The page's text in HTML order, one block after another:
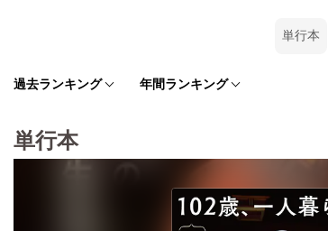
単行本
過去ランキング 年間ランキング
単行本